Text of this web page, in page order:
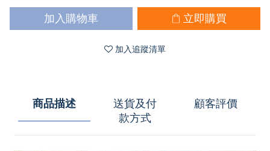
加入購物車 立即購買
加入追蹤清單
商品描述
送貨及付
款方式
顧客評價